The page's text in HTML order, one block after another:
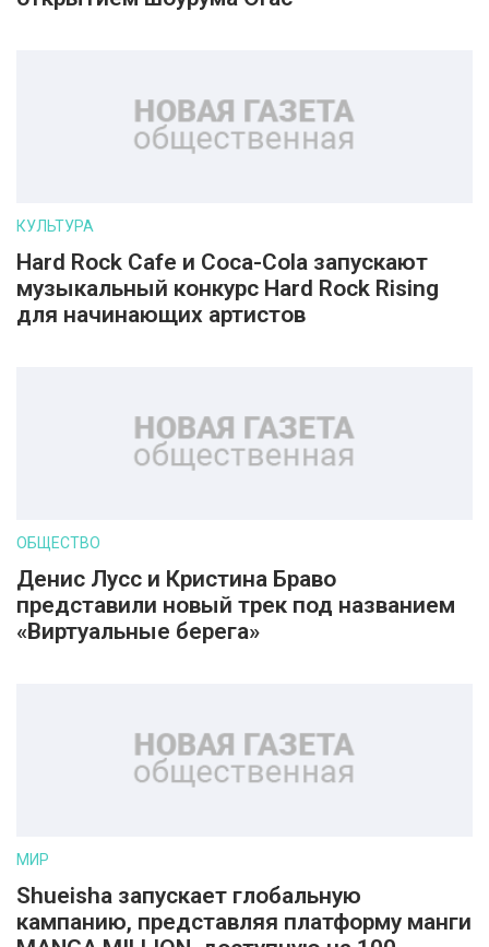
КУЛЬТУРА
Hard Rock Cafe и Coca-Cola запускают
музыкальный конкурс Hard Rock Rising
для начинающих артистов
ОБЩЕСТВО
Денис Лусс и Кристина Браво
представили новый трек под названием
«Виртуальные берега»
МИР
Shueisha запускает глобальную
кампанию, представляя платформу манги